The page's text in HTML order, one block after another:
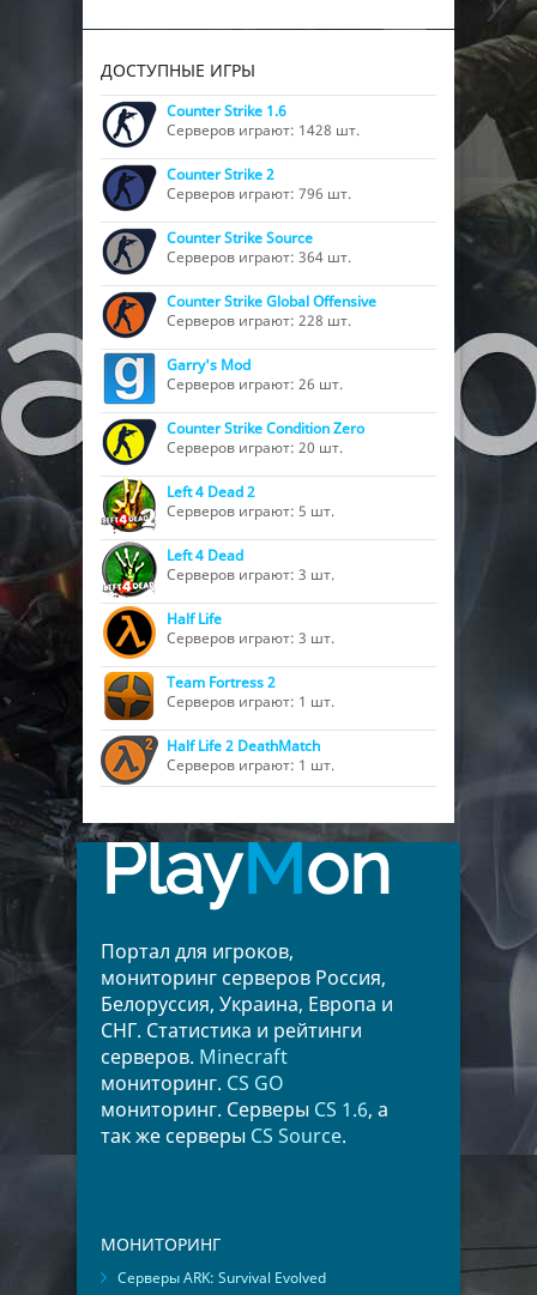
ДОСТУПНЫЕ ИГРЫ
Counter Strike 1.6
Серверов играют: 1428 шт.
Counter Strike 2
Серверов играют: 796 шт.
Counter Strike Source
Серверов играют: 364 шт.
Counter Strike Global Offensive
Серверов играют: 228 шт.
Garry's Mod
Серверов играют: 26 шт.
Counter Strike Condition Zero
Серверов играют: 20 шт.
Left 4 Dead 2
Серверов играют: 5 шт.
Left 4 Dead
Серверов играют: 3 шт.
Half Life
Серверов играют: 3 шт.
Team Fortress 2
Серверов играют: 1 шт.
Half Life 2 DeathMatch
Серверов играют: 1 шт.
PlayMon
Портал для игроков,
мониторинг серверов Россия,
Белоруссия, Украина, Европа и
СНГ. Статистика и рейтинги
серверов. Minecraft
мониторинг. CS GO
мониторинг. Серверы CS 1.6, а
так же серверы CS Source.
МОНИТОРИНГ
Серверы ARK: Survival Evolved